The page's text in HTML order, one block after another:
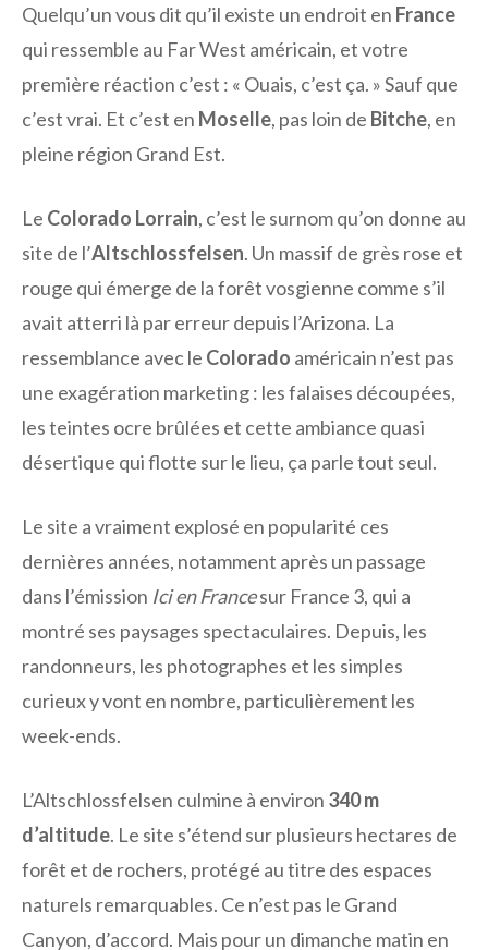
Quelqu’un vous dit qu’il existe un endroit en France
qui ressemble au Far West américain, et votre
première réaction c’est : « Ouais, c’est ça. » Sauf que
c’est vrai. Et c’est en Moselle, pas loin de Bitche, en
pleine région Grand Est.
Le Colorado Lorrain, c’est le surnom qu’on donne au
site de l’Altschlossfelsen. Un massif de grès rose et
rouge qui émerge de la forêt vosgienne comme s’il
avait atterri là par erreur depuis l’Arizona. La
ressemblance avec le Colorado américain n’est pas
une exagération marketing : les falaises découpées,
les teintes ocre brûlées et cette ambiance quasi
désertique qui flotte sur le lieu, ça parle tout seul.
Le site a vraiment explosé en popularité ces
dernières années, notamment après un passage
dans l’émission Ici en Francesur France 3, qui a
montré ses paysages spectaculaires. Depuis, les
randonneurs, les photographes et les simples
curieux y vont en nombre, particulièrement les
week-ends.
L’Altschlossfelsen culmine à environ 340 m
d’altitude. Le site s’étend sur plusieurs hectares de
forêt et de rochers, protégé au titre des espaces
naturels remarquables. Ce n’est pas le Grand
Canyon, d’accord. Mais pour un dimanche matin en